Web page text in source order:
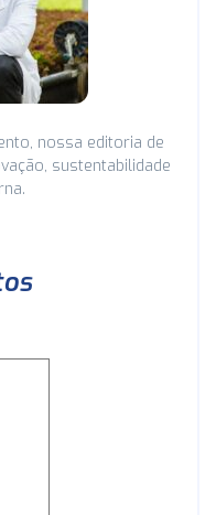
nossa editoria de
sustentabilidade